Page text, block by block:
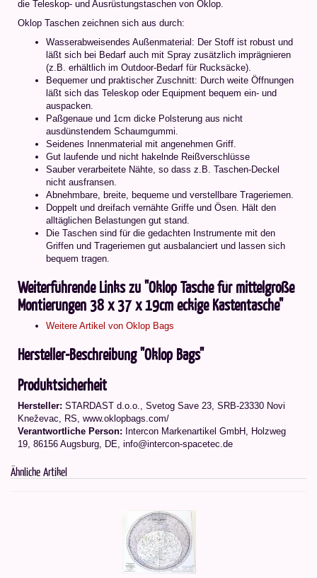
die Teleskop- und Ausrüstungstaschen von Oklop.
Oklop Taschen zeichnen sich aus durch:
Wasserabweisendes Außenmaterial: Der Stoff ist robust und
läßt sich bei Bedarf auch mit Spray zusätzlich imprägnieren
(z.B. erhältlich im Outdoor-Bedarf für Rucksäcke).
Bequemer und praktischer Zuschnitt: Durch weite Öffnungen
läßt sich das Teleskop oder Equipment bequem ein- und
auspacken.
Paßgenaue und 1cm dicke Polsterung aus nicht
ausdünstendem Schaumgummi.
Seidenes Innenmaterial mit angenehmen Griff.
Gut laufende und nicht hakelnde Reißverschlüsse
Sauber verarbeitete Nähte, so dass z.B. Taschen-Deckel
nicht ausfransen.
Abnehmbare, breite, bequeme und verstellbare Trageriemen.
Doppelt und dreifach vernähte Griffe und Ösen. Hält den
alltäglichen Belastungen gut stand.
Die Taschen sind für die gedachten Instrumente mit den
Griffen und Trageriemen gut ausbalanciert und lassen sich
bequem tragen.
Weiterführende Links zu "Oklop Tasche für mittelgroße
Montierungen 38 x 37 x 19cm eckige Kastentasche"
Weitere Artikel von Oklop Bags
Hersteller-Beschreibung "Oklop Bags"
Produktsicherheit
Hersteller: STARDAST d.o.o., Svetog Save 23, SRB-23330 Novi
Kneževac, RS, www.oklopbags.com/
Verantwortliche Person: Intercon Markenartikel GmbH, Holzweg
19, 86156 Augsburg, DE, info@intercon-spacetec.de
Ähnliche Artikel